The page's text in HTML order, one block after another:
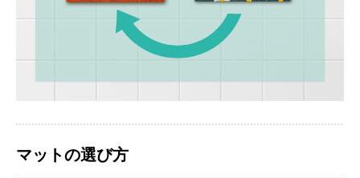
マットの選び方